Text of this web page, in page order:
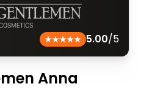
5.00/5
Anna